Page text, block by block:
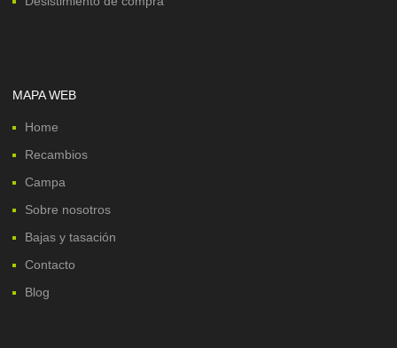
MAPA WEB
Home
Recambios
Campa
Sobre nosotros
Bajas y tasación
Contacto
Blog